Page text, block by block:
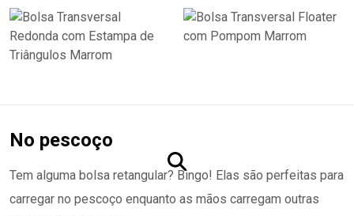
No pescoço
Tem alguma bolsa retangular? Bingo! Elas são perfeitas para
carregar no pescoço enquanto as mãos carregam outras